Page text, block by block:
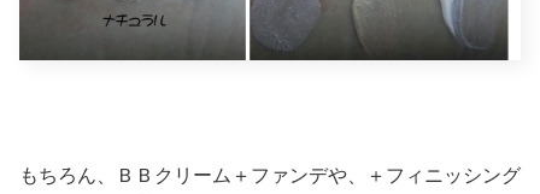
もちろん、ＢＢクリーム＋ファンデや、＋フィニッシング